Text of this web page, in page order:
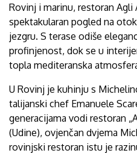
Rovinj i marinu, restoran Agli
spektakularan pogled na
jezgru. S terase odiše
profinjenost, dok se u
topla mediteranska
U Rovinj je kuhinju s
talijanski chef Emanuele
generacijama vodi restoran
(Udine), ovjenčan dvjema
rovinjski restoran istu je